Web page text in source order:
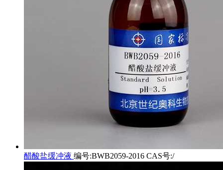
醋酸盐缓冲液 编号:BWB2059-2016 CAS号:/